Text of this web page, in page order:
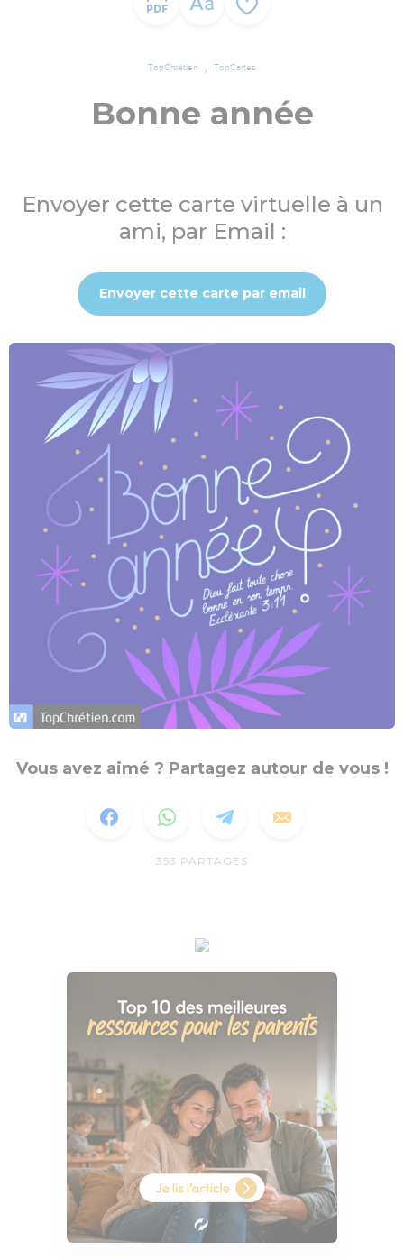
TopChrétien TopCartes
Bonne année
Envoyer cette carte virtuelle à un
ami, par Email :
Envoyer cette carte par email
Vous avez aimé ? Partagez autour de vous !
353 PARTAGES